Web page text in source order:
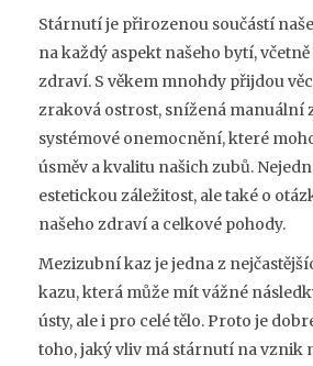
Stárnutí je přirozenou součástí
na každý aspekt našeho bytí,
zdraví. S věkem mnohdy přijdou
zraková ostrost, snížená manuální
systémové onemocnění, které
úsměv a kvalitu našich zubů.
estetickou záležitost, ale také o
našeho zdraví a celkové pohody.
Mezizubní kaz je jedna z
kazu, která může mít vážné
ústy, ale i pro celé tělo. Proto je
toho, jaký vliv má stárnutí na vznik